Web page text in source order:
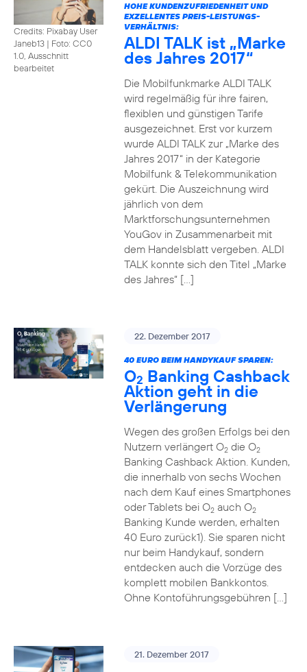
Credits: Pixabay User
Janeb13 | Foto: CC0
1.0, Ausschnitt
bearbeitet
HOHE KUNDENZUFRIEDENHEIT UND
EXZELLENTES PREIS-LEISTUNGS-
VERHÄLTNIS:
ALDI TALK ist „Marke
des Jahres 2017“
Die Mobilfunkmarke ALDI TALK
wird regelmäßig für ihre fairen,
flexiblen und günstigen Tarife
ausgezeichnet. Erst vor kurzem
wurde ALDI TALK zur „Marke des
Jahres 2017“ in der Kategorie
Mobilfunk & Telekommunikation
gekürt. Die Auszeichnung wird
jährlich von dem
Marktforschungsunternehmen
YouGov in Zusammenarbeit mit
dem Handelsblatt vergeben. ALDI
TALK konnte sich den Titel „Marke
des Jahres“ […]
22. Dezember 2017
40 EURO BEIM HANDYKAUF SPAREN:
O2 Banking Cashback
Aktion geht in die
Verlängerung
Wegen des großen Erfolgs bei den
Nutzern verlängert O2die O2
Banking Cashback Aktion. Kunden,
die innerhalb von sechs Wochen
nach dem Kauf eines Smartphones
oder Tablets bei O2auch O2
Banking Kunde werden, erhalten
40 Euro zurück1). Sie sparen nicht
nur beim Handykauf, sondern
entdecken auch die Vorzüge des
komplett mobilen Bankkontos.
Ohne Kontoführungsgebühren […]
21. Dezember 2017